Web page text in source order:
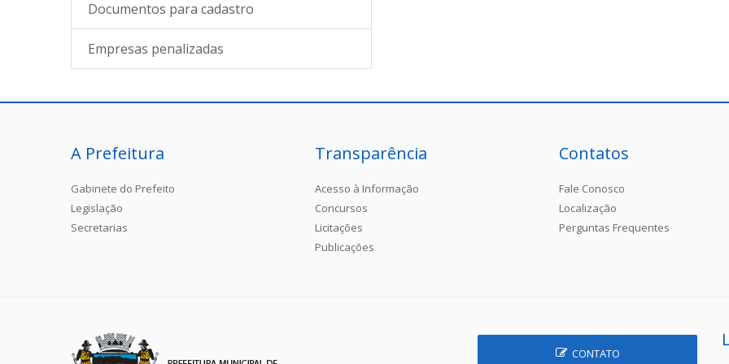
Documentos para cadastro
Empresas penalizadas
A Prefeitura
Gabinete do Prefeito
Legislação
Secretarias
Transparência
Acesso à Informação
Concursos
Licitações
Publicações
Contatos
Fale Conosco
Localização
Perguntas Frequentes
CONTATO